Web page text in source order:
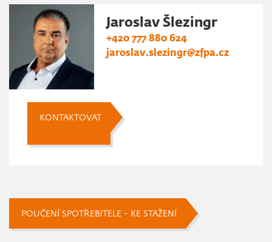
Jaroslav Šlezingr
+420 777 880 624
jaroslav.slezingr@zfpa.cz
KONTAKTOVAT
POUČENÍ SPOTŘEBITELE - KE STAŽENÍ